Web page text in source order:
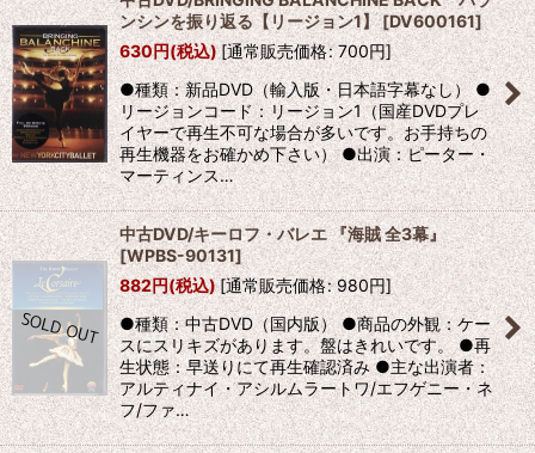
ンシンを振り返る【リージョン1】[DV600161]
630円(税込) [通常販売価格: 700円]
●種類：新品DVD（輸入版・日本語字幕なし） ●
リージョンコード：リージョン1（国産DVDプレ
イヤーで再生不可な場合が多いです。お手持ちの
再生機器をお確かめ下さい） ●出演：ピーター・
マーティンス…
中古DVD/キーロフ・バレエ 『海賊 全3幕』
[WPBS-90131]
882円(税込)[通常販売価格: 980円]
●種類：中古DVD（国内版） ●商品の外観：ケー
スにスリキズがあります。盤はきれいです。 ●再
生状態：早送りにて再生確認済み ●主な出演者：
アルティナイ・アシルムラートワ/エフゲニー・ネ
フ/ファ…